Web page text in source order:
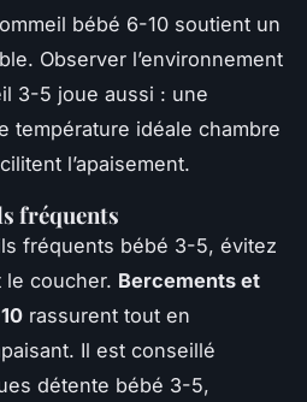
bébé 6-10 soutient un
Observer l’environnement
3-5 joue aussi : une
température idéale chambre
l’apaisement.
fréquents
fréquents bébé 3-5, évitez
le coucher. Bercements et
rassurent tout en
Il est conseillé
détente bébé 3-5,